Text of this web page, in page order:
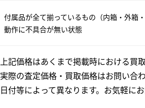
付属品が全て揃っているもの（内箱・外箱
動作に不具合が無い状態
上記価格はあくまで掲載時における買
実際の査定価格・買取価格はお問い合
日付等によって異なります。お気軽に